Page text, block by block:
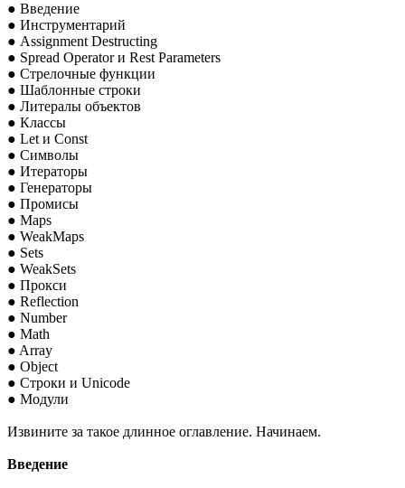
● Введение
● Инструментарий
● Assignment Destructing
● Spread Operator и Rest Parameters
● Стрелочные функции
● Шаблонные строки
● Литералы объектов
● Классы
● Let и Const
● Символы
● Итераторы
● Генераторы
● Промисы
● Maps
● WeakMaps
● Sets
● WeakSets
● Прокси
● Reflection
● Number
● Math
● Array
● Object
● Строки и Unicode
● Модули
Извините за такое длинное оглавление. Начинаем.
Введение